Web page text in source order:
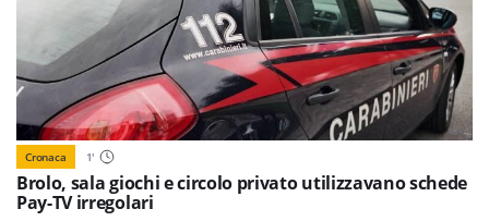
Cronaca 1'
Brolo, sala giochi e circolo privato utilizzavano schede
Pay-TV irregolari